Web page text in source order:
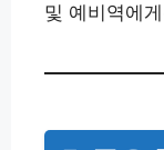
및 예비역에